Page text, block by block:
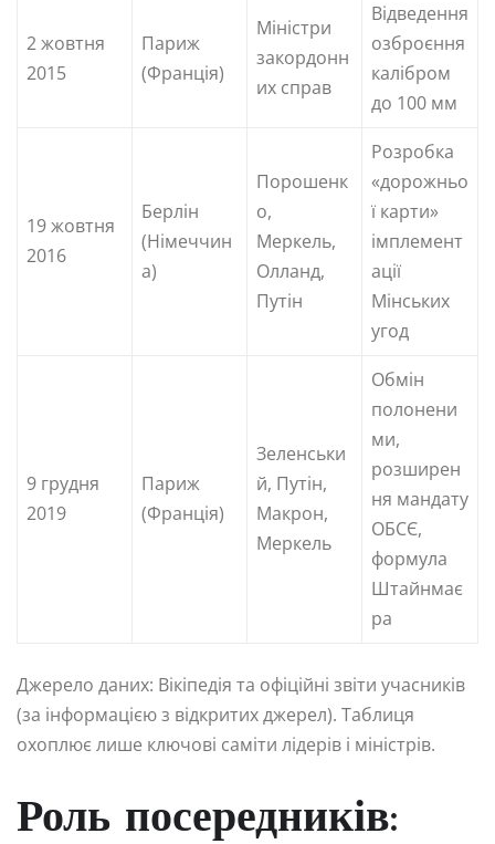
2 жовтня
2015
Париж
(Франція)
Міністри
закордонн
их справ
Відведення
озброєння
калібром
до 100 мм
19 жовтня
2016
Берлін
(Німеччин
а)
Порошенк
о,
Меркель,
Олланд,
Путін
Розробка
«дорожньо
ї карти»
імплемент
ації
Мінських
угод
9 грудня
2019
Париж
(Франція)
Зеленськи
й, Путін,
Макрон,
Меркель
Обмін
полонени
ми,
розширен
ня мандату
ОБСЄ,
формула
Штайнмає
ра
Джерело даних: Вікіпедія та офіційні звіти учасників
(за інформацією з відкритих джерел). Таблиця
охоплює лише ключові саміти лідерів і міністрів.
Роль посередників: